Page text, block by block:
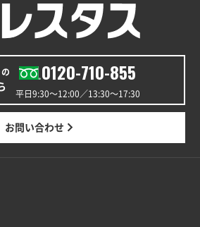
ツ折)
300枚
め価格と品質
リ袋 A4サイズ 1000枚
0120-710-855
平日9:30〜12:00／13:30〜17:30
お問い合わせ